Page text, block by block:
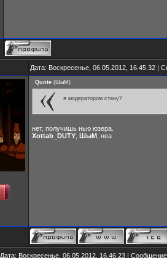
Дата: Воскресенье, 06.05.2012, 16.45.32 |
Quote (ШыМ )
я модератором стану?
нет, получишь нью юзера.
Xottab_DUTY ШыМ , неа
Дата: Воскресенье, 06.05.2012, 16.46.23 |